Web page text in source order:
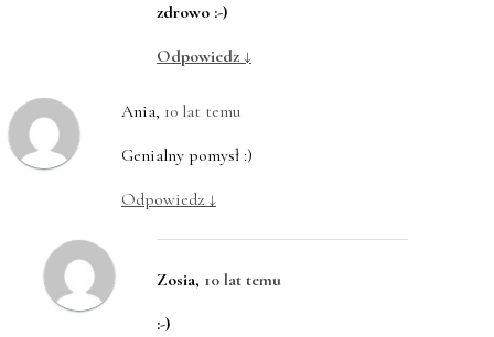
zdrowo :-)
Odpowiedz ↓
Ania, 10 lat temu
Genialny pomysł :)
Odpowiedz ↓
Zosia, 10 lat temu
:-)